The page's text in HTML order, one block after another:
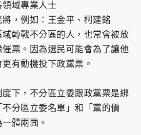
領域專業人士
將，例如：王金平、柯建銘
域轉戰不分區的人，也常會被放
票。因為選民可能會為了讓他
有動機投下政黨票。
下，不分區立委跟政黨票是綁
分區立委名單」和「黨的價
體兩面。